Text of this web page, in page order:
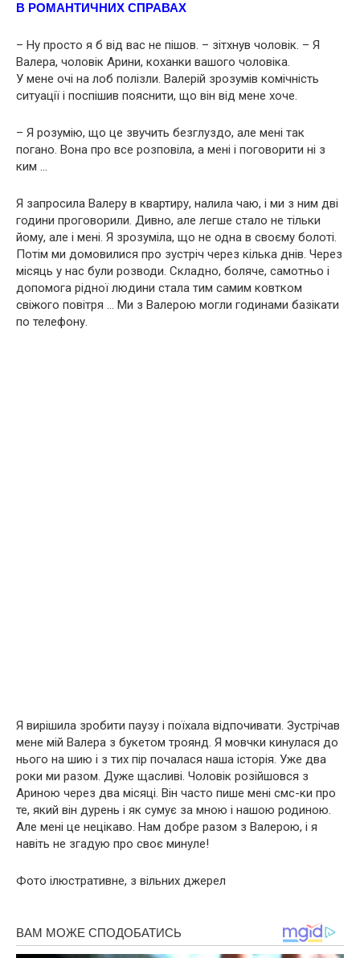
В РОМАНТИЧНИХ СПРАВАХ
– Ну просто я б від вас не пішов. – зітхнув чоловік. – Я
Валера, чоловік Арини, коханки вашого чоловіка.
У мене очі на лоб полізли. Валерій зрозумів комічність
ситуації і поспішив пояснити, що він від мене хоче.
– Я розумію, що це звучить безглуздо, але мені так
погано. Вона про все розповіла, а мені і поговорити ні з
ким …
Я запросила Валеру в квартиру, налила чаю, і ми з ним двi
години проговорили. Дивно, але легше стало не тільки
йому, але і мені. Я зрозуміла, що не одна в своєму болоті.
Потім ми домовилися про зустріч через кілька днів. Через
місяць у нас були розводи. Складно, боляче, самотньо і
допомога рідної людини стала тим самим ковтком
свіжого повітря … Ми з Валерою могли годинами базікати
по телефону.
Я вирішила зробити паузу і поїхала відпочивати. Зустрічав
мене мій Валера з букетом троянд. Я мовчки кинулася до
нього на шию і з тих пір почалася наша історія. Уже два
роки ми разом. Дуже щасливі. Чоловік розійшовся з
Ариною через два місяці. Він часто пише мені смс-ки про
те, який він дуpень і як сумує за мною і нашою родиною.
Але мені це нецікаво. Нам добре разом з Валерою, і я
навіть не згадую про своє минуле!
Фото ілюстративне, з вільних джерел